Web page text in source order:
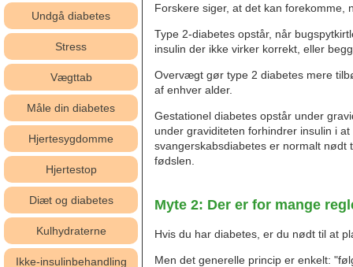
Undgå diabetes
Stress
Vægttab
Måle din diabetes
Hjertesygdomme
Hjertestop
Diæt og diabetes
Kulhydraterne
Ikke-insulinbehandling
Forskere siger, at det kan forekomme,
Type 2-diabetes opstår, når
insulin der ikke virker korrekt, eller
Overvægt gør type 2 diabetes mere
af enhver alder.
Gestationel diabetes opstår under
under graviditeten forhindrer insulin i
svangerskabsdiabetes er normalt nødt
fødslen.
Myte 2: Der er for mange
Hvis du har diabetes, er du nødt til at
Men det generelle princip er enkelt: